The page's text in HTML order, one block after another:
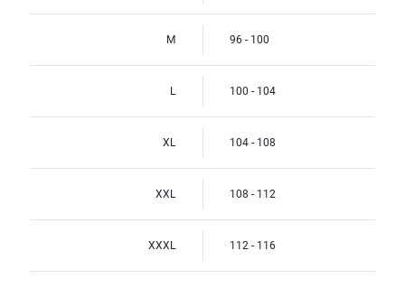
M 96 - 100
L 100 - 104
XL 104 - 108
XXL 108 - 112
XXXL 112 - 116